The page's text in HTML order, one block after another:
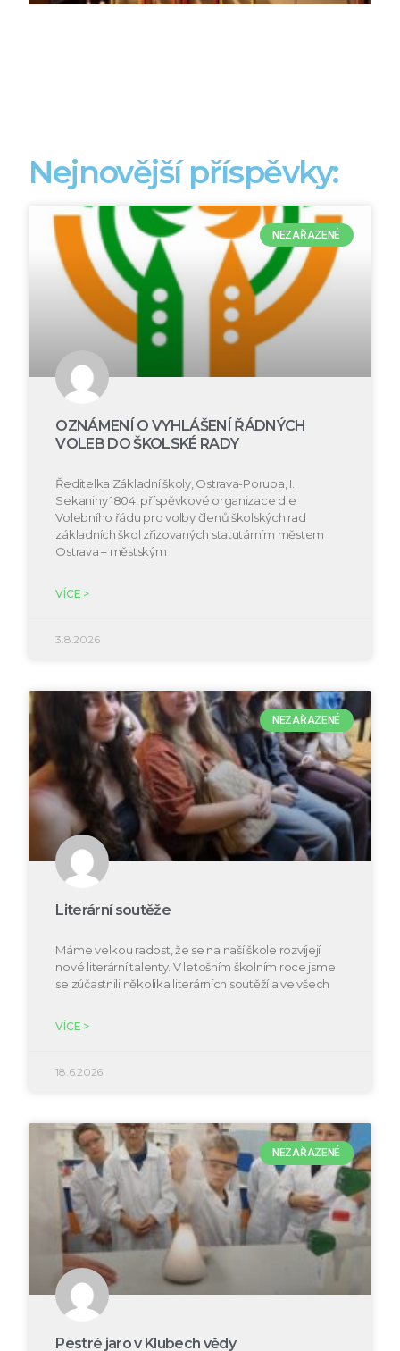
Nejnovější příspěvky:
NEZAŘAZENÉ
OZNÁMENÍ O VYHLÁŠENÍ ŘÁDNÝCH
VOLEB DO ŠKOLSKÉ RADY
Ředitelka Základní školy, Ostrava-Poruba, I.
Sekaniny 1804, příspěvkové organizace dle
Volebního řádu pro volby členů školských rad
základních škol zřizovaných statutárním městem
Ostrava – městským
VÍCE >
3.8.2026
NEZAŘAZENÉ
Literární soutěže
Máme velkou radost, že se na naší škole rozvíjejí
nové literární talenty. V letošním školním roce jsme
se zúčastnili několika literárních soutěží a ve všech
VÍCE >
18.6.2026
NEZAŘAZENÉ
Pestré jaro v Klubech vědy